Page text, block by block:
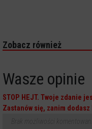
Zobacz również
Wasze opinie
STOP HEJT. Twoje zdanie
Zastanów się, zanim